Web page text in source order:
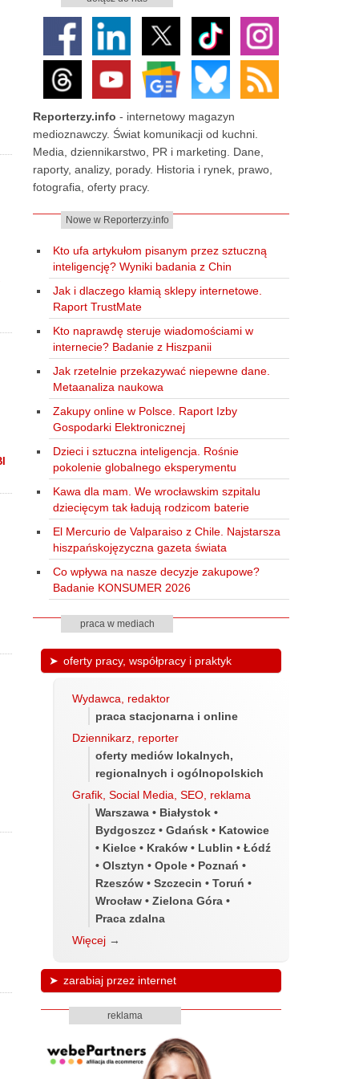
Reporterzy.info - internetowy magazyn
medioznawczy. Świat komunikacji od kuchni.
Media, dziennikarstwo, PR i marketing. Dane,
raporty, analizy, porady. Historia i rynek, prawo,
fotografia, oferty pracy.
Nowe w Reporterzy.info
Kto ufa artykułom pisanym przez sztuczną
inteligencję? Wyniki badania z Chin
Jak i dlaczego kłamią sklepy internetowe.
Raport TrustMate
Kto naprawdę steruje wiadomościami w
internecie? Badanie z Hiszpanii
Jak rzetelnie przekazywać niepewne dane.
Metaanaliza naukowa
Zakupy online w Polsce. Raport Izby
Gospodarki Elektronicznej
Dzieci i sztuczna inteligencja. Rośnie
pokolenie globalnego eksperymentu
Kawa dla mam. We wrocławskim szpitalu
dziecięcym tak ładują rodzicom baterie
El Mercurio de Valparaiso z Chile. Najstarsza
hiszpańskojęzyczna gazeta świata
Co wpływa na nasze decyzje zakupowe?
Badanie KONSUMER 2026
praca w mediach
oferty pracy, współpracy i praktyk
Wydawca, redaktor
praca stacjonarna i online
Dziennikarz, reporter
oferty mediów lokalnych,
regionalnych i ogólnopolskich
Grafik, Social Media, SEO, reklama
Warszawa • Białystok •
Bydgoszcz • Gdańsk • Katowice
• Kielce • Kraków • Lublin • Łódź
• Olsztyn • Opole • Poznań •
Rzeszów • Szczecin • Toruń •
Wrocław • Zielona Góra •
Praca zdalna
Więcej →
zarabiaj przez internet
reklama